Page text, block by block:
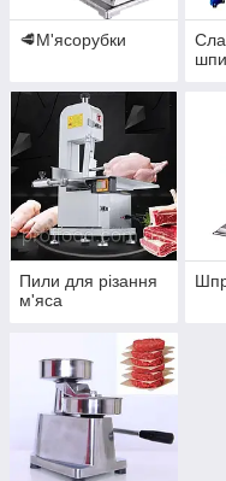
🥩М'ясорубки
Пили для різання
м'яса